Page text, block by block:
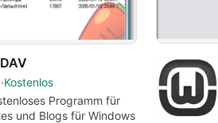
Kostenlos
Programm für
und Blogs für Windows